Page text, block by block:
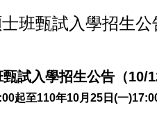
班甄試入學招生公
試入學招生公告（10/
起至110年10月25日(一